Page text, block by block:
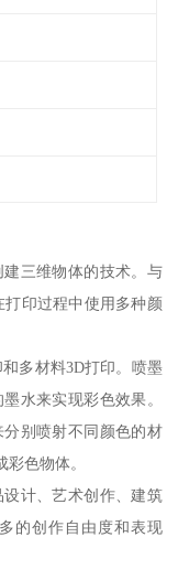
三维物体的技术。与
打印过程中使用多种颜
多材料3D打印。喷墨
水来实现彩色效果。
别喷射不同颜色的材
色物体。
计、艺术创作、建筑
的创作自由度和表现